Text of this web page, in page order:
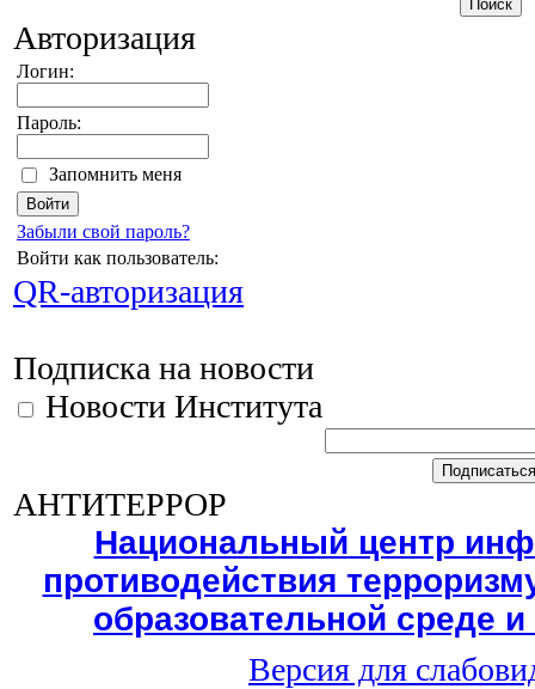
Авторизация
Логин:
Пароль:
Запомнить меня
Забыли свой пароль?
Войти как пользователь:
QR-авторизация
Подписка на новости
Новости Института
АНТИТЕРРОР
Национальный центр
противодействия
образовательной среде
Версия для